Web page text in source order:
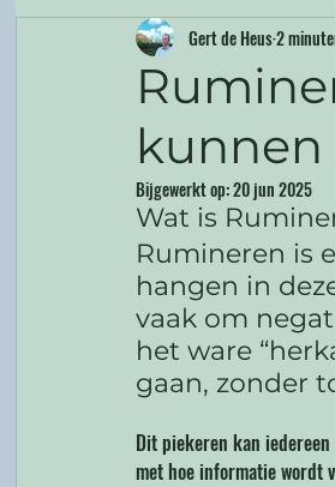
Storytelling
kunnen
Gert de Heus2
Bijgewerkt op:20 jun 2025
Wat is
Rumineren is
hangen in
vaak om
het ware
gaan, zonder
Dit piekeren kan
met hoe informatie wordt